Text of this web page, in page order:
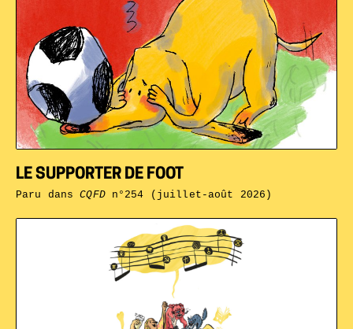
LE SUPPORTER DE FOOT
Paru dansCQFDn°254 (juillet-août 2026)